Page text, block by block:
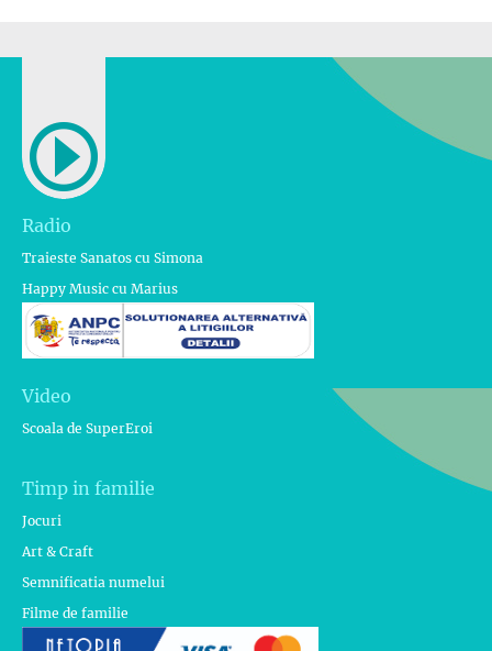
Radio
Traieste Sanatos cu Simona
Happy Music cu Marius
Video
Scoala de SuperEroi
Timp in familie
Jocuri
Art & Craft
Semnificatia numelui
Filme de familie